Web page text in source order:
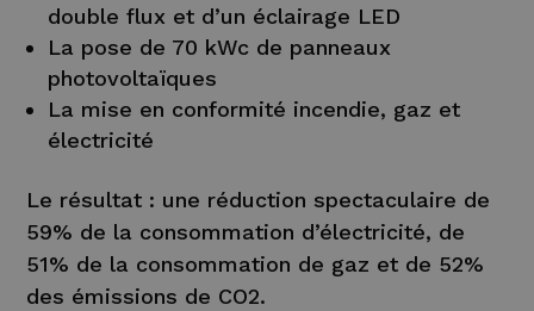
double flux et d’un éclairage LED
La pose de 70 kWc de panneaux
photovoltaïques
La mise en conformité incendie, gaz et
électricité
Le résultat : une réduction spectaculaire de
59% de la consommation d’électricité, de
51% de la consommation de gaz et de 52%
des émissions de CO2.